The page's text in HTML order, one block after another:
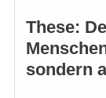
These:
sondern